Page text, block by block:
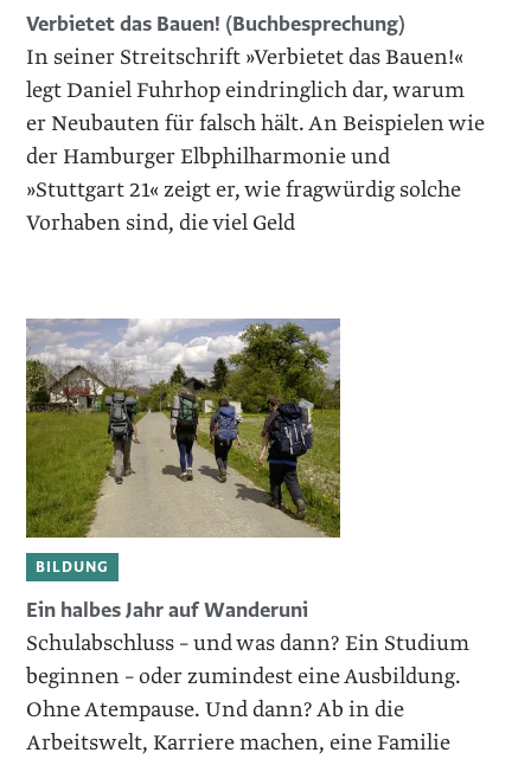
Verbietet das Bauen! (Buchbesprechung)
In seiner Streitschrift »Verbietet das Bauen!«
legt Daniel Fuhrhop eindringlich dar, warum
er Neubauten für falsch hält. An Beispielen wie
der Hamburger Elbphilharmonie und
»Stuttgart 21« zeigt er, wie fragwürdig solche
Vorhaben sind, die viel Geld
BILDUNG
Ein halbes Jahr auf Wanderuni
Schulabschluss – und was dann? Ein Studium
beginnen – oder zumindest eine Ausbildung.
Ohne Atempause. Und dann? Ab in die
Arbeitswelt, Karriere machen, eine Familie